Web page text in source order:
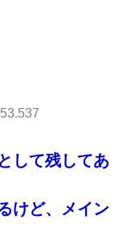
して残してあ
けど、メイン